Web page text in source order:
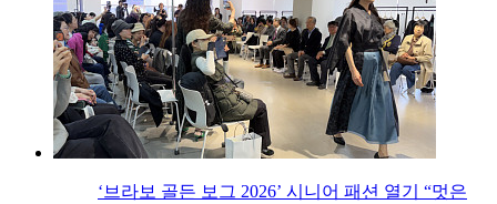
‘브라보 골든 보그 2026’ 시니어 패션 열기 “멋은